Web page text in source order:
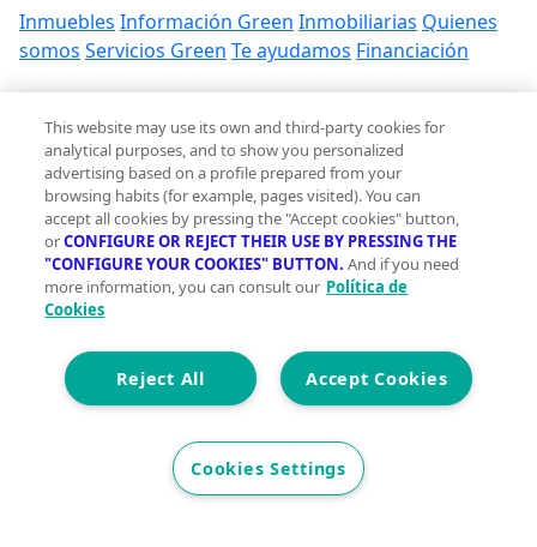
Inmuebles Información Green Inmobiliarias Quienes
somos Servicios Green Te ayudamos Financiación
Contacto
hola@vivegreen.com
Aviso Legal
Condiciones de uso
Politica de privacidad
Política de cookies
This website may use its own and third-party cookies for
analytical purposes, and to show you personalized
advertising based on a profile prepared from your
browsing habits (for example, pages visited). You can
accept all cookies by pressing the "Accept cookies" button,
orCONFIGURE OR REJECT THEIR USE BY PRESSING THE
"CONFIGURE YOUR COOKIES" BUTTON. And if you need
more information, you can consult our Política de
Cookies
Accept Cookies
Reject All
Cookies Settings